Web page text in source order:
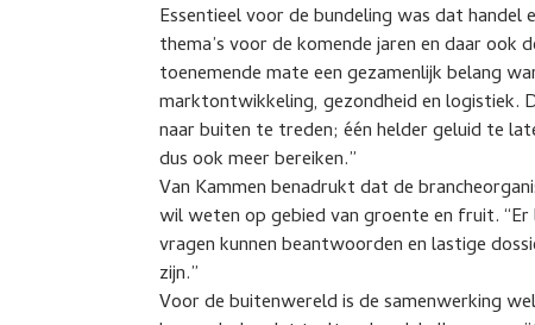
Essentieel voor de bundeling was dat
thema’s voor de komende jaren en daar ook
toenemende mate een gezamenlijk belang
marktontwikkeling, gezondheid en logistiek.
naar buiten te treden; één helder geluid te
dus ook meer bereiken.”
Van Kammen benadrukt dat de
wil weten op gebied van groente en fruit.
vragen kunnen beantwoorden en lastige
zijn.”
Voor de buitenwereld is de samenwerking